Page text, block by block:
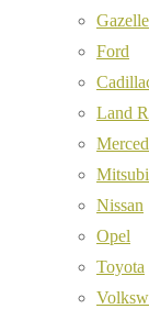
Gazelle
Ford
Land
Nissan
Opel
Toyota